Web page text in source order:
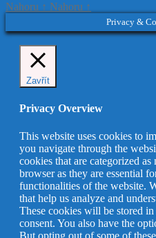
Nahoru ↑ Nahoru ↑
Privacy &
Zavřít
Privacy Overview
This website uses cookies to
you navigate through the
cookies that are categorized
browser as they are essential
functionalities of the website.
that help us analyze and
These cookies will be stored
consent. You also have the
But opting out of some of